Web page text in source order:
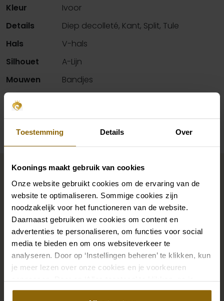
Toestemming Details Over
Koonings maakt gebruik van cookies
Onze website gebruikt cookies om de ervaring van de
website te optimaliseren. Sommige cookies zijn
noodzakelijk voor het functioneren van de website.
Daarnaast gebruiken we cookies om content en
advertenties te personaliseren, om functies voor social
media te bieden en om ons websiteverkeer te
analyseren. Door op ‘Instellingen beheren’ te klikken, kun
je meer lezen over onze cookies en je voorkeuren
aanpassen. Door op ‘Alles toestaan’ te klikken, ga je
akkoord met het gebruik van alle cookies.
Kleur
Ivoor
Details
Diep decolleté, Kant, Split, Tule
Hals
V-hals
Silhouet
A-Lijn
Mouwen
Bandjes
Beschikbaarheid per winkel
Maak jouw bridallook
compleet
De perfecte trouwschoenen voor onder je trouwjurk,
maar ook kettingen, armbanden en oorbellen die
precies bij je bruidsjurk passen of een prachtige sluier,
haarband of haarspeld voor je bruidskapsel: jouw
bruidslook is pas af met bijpassende accessoires. Met
onze grote accessoire winkel met accessoires voor